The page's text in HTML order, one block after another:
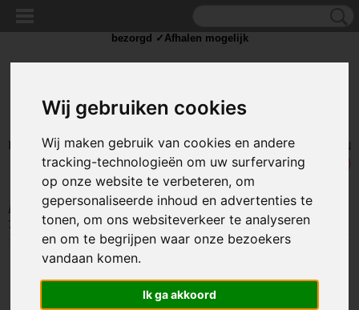
Wij gebruiken cookies
Wij maken gebruik van cookies en andere
tracking-technologieën om uw surfervaring
op onze website te verbeteren, om
gepersonaliseerde inhoud en advertenties te
tonen, om ons websiteverkeer te analyseren
en om te begrijpen waar onze bezoekers
vandaan komen.
Ik ga akkoord
Inloggen Registreren
UW WINKELWAGEN
Geen producten
(0)
Home >TIE WRAP / KABELBINDER> Tie Wrap klein>Kabelbinders
Tie-Wraps 150x3.5mm Zwart
bezorgd ✓Afhalen mogelijk